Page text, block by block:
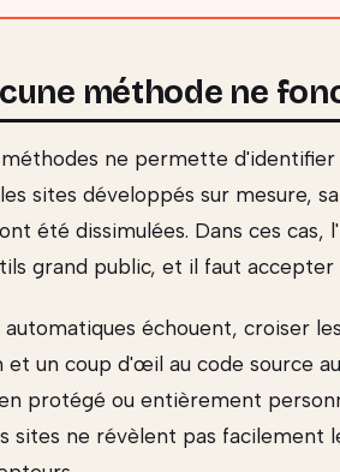
méthode ne
ne permette
sites développés sur mesure,
été dissimulées. Dans ces
grand public, et il faut
échouent, croiser
et un coup d'œil au code source
protégé ou entièrement
sites ne révèlent pas facilement